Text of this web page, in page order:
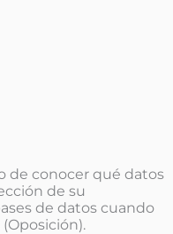
de conocer qué datos
de su
de datos cuando